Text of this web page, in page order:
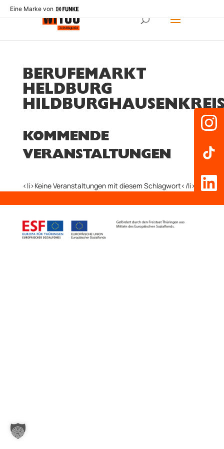
Eine Marke von
BERUFEMARKT
HELDBURG
KOMMENDE
VERANSTALTUNGEN
<li>Keine Veranstaltungen mit diesem Schlagwort</li>